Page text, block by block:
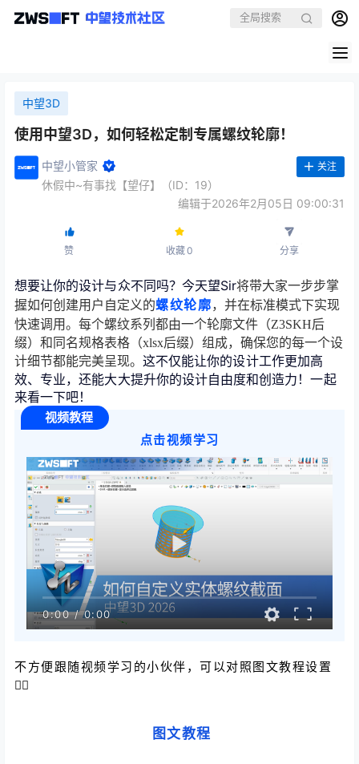
中望3D
使用中望3D，如何轻松定制专属螺纹轮廓！
中望小管家
休假中~有事找【望仔】（ID：19）
关注
编辑于2026年2月05日 09:00:31
赞 收藏0 分享
想要让你的设计与众不同吗？今天望Sir将带大家一步步掌
握如何创建用户自定义的螺纹轮廓，并在标准模式下实现
快速调用。 每个螺纹系列都由一个轮廓文件（Z3SKH后
缀）和同名规格表格（xlsx后缀）组成，确保您的每一个设
计细节都能完美呈现。 这不仅能让你的设计工作更加高
效、专业，还能大大提升你的设计自由度和创造力！一起
来看一下吧！
视频教程
点击视频学习
0:00/0:00
不方便跟随视频学习的小伙伴，可以对照图文教程设置
👇🏻
图文教程